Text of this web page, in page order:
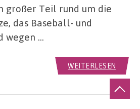
großer Teil rund um die
das Baseball- und
wegen …
WEITERLESEN